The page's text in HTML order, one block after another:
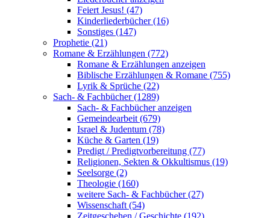
Feiert Jesus! (47)
Kinderliederbücher (16)
Sonstiges (147)
Prophetie (21)
Romane & Erzählungen (772)
Romane & Erzählungen anzeigen
Biblische Erzählungen & Romane (755)
Lyrik & Sprüche (22)
Sach- & Fachbücher (1289)
Sach- & Fachbücher anzeigen
Gemeindearbeit (679)
Israel & Judentum (78)
Küche & Garten (19)
Predigt / Predigtvorbereitung (77)
Religionen, Sekten & Okkultismus (19)
Seelsorge (2)
Theologie (160)
weitere Sach- & Fachbücher (27)
Wissenschaft (54)
Zeitgeschehen / Geschichte (192)